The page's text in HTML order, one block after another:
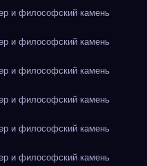
и философский камень
и философский камень
и философский камень
и философский камень
и философский камень
и философский камень